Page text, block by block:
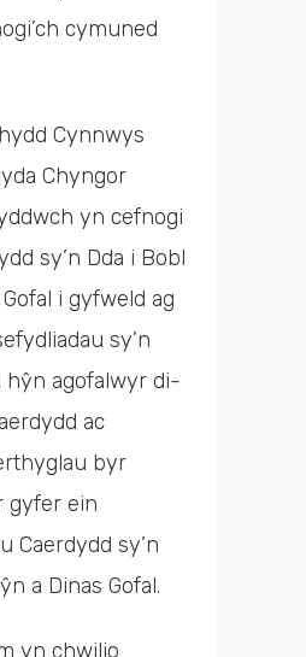
cymuned
Cynnwys
Chyngor
yn cefnogi
sy’n Dda i Bobl
i gyfweld ag
sy’n
hŷn agofalwyr di-
ac
byr
gyfer ein
Caerdydd sy’n
a Dinas Gofal.
yn chwilio